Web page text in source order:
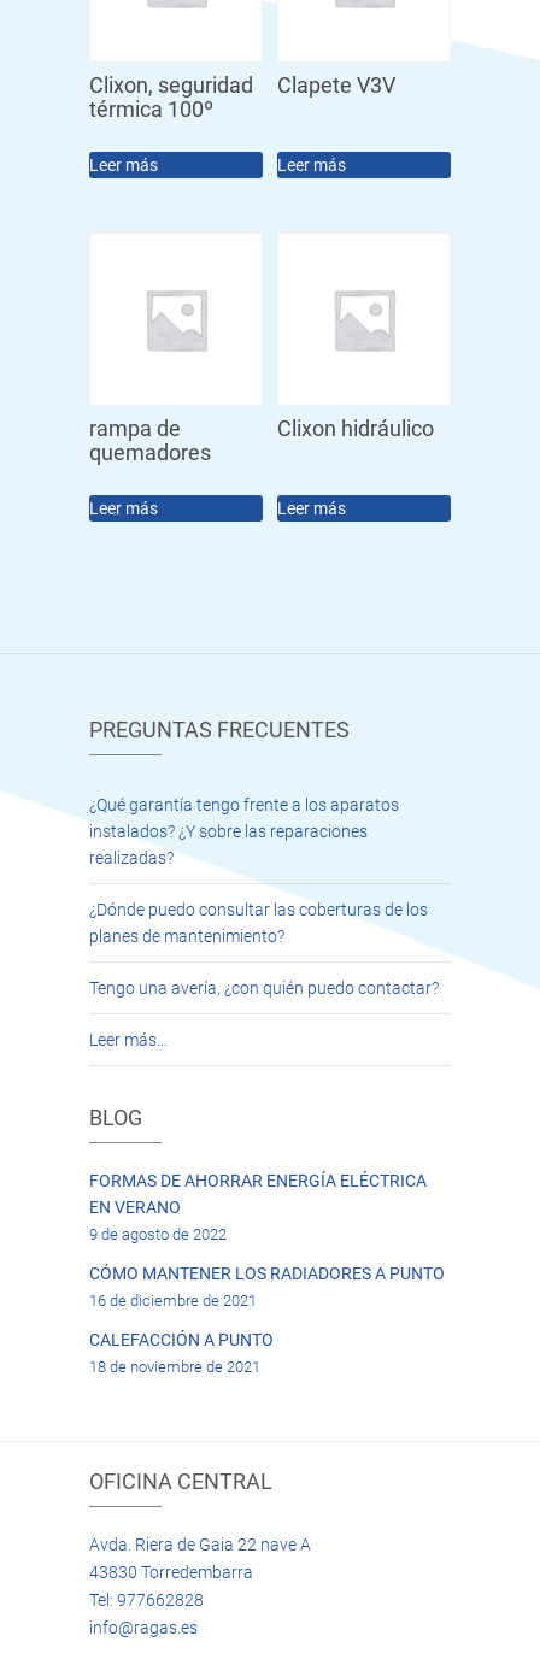
Clixon, seguridad
térmica 100º
Leer más
Clapete V3V
Leer más
rampa de
quemadores
Leer más
Clixon hidráulico
Leer más
PREGUNTAS FRECUENTES
¿Qué garantía tengo frente a los aparatos
instalados? ¿Y sobre las reparaciones
realizadas?
¿Dónde puedo consultar las coberturas de los
planes de mantenimiento?
Tengo una avería, ¿con quién puedo contactar?
Leer más…
BLOG
FORMAS DE AHORRAR ENERGÍA ELÉCTRICA
EN VERANO
9 de agosto de 2022
CÓMO MANTENER LOS RADIADORES A PUNTO
16 de diciembre de 2021
CALEFACCIÓN A PUNTO
18 de noviembre de 2021
OFICINA CENTRAL
Avda. Riera de Gaia 22 nave A
43830 Torredembarra
Tel: 977662828
info@ragas.es